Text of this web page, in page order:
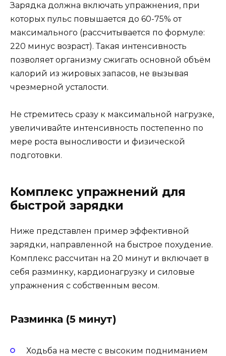
Зарядка должна включать упражнения, при
которых пульс повышается до 60-75% от
максимального (рассчитывается по формуле:
220 минус возраст). Такая интенсивность
позволяет организму сжигать основной объём
калорий из жировых запасов, не вызывая
чрезмерной усталости.
Не стремитесь сразу к максимальной нагрузке,
увеличивайте интенсивность постепенно по
мере роста выносливости и физической
подготовки.
Комплекс упражнений для
быстрой зарядки
Ниже представлен пример эффективной
зарядки, направленной на быстрое похудение.
Комплекс рассчитан на 20 минут и включает в
себя разминку, кардионагрузку и силовые
упражнения с собственным весом.
Разминка (5 минут)
Ходьба на месте с высоким подниманием